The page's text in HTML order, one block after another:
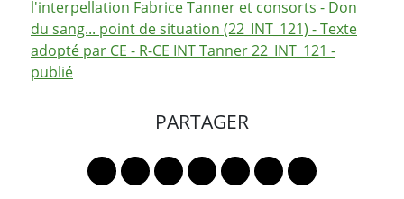
l'interpellation Fabrice Tanner et consorts - Don
du sang... point de situation (22_INT_121) - Texte
adopté par CE - R-CE INT Tanner 22_INT_121 -
publié
PARTAGER
Lien vers le profil Mastodon
Lien vers le profil Bluesky
Lien vers le profil Instagram
Lien vers le profil Linkedin
Lien vers le profil
Lien vers le profil
Partager par